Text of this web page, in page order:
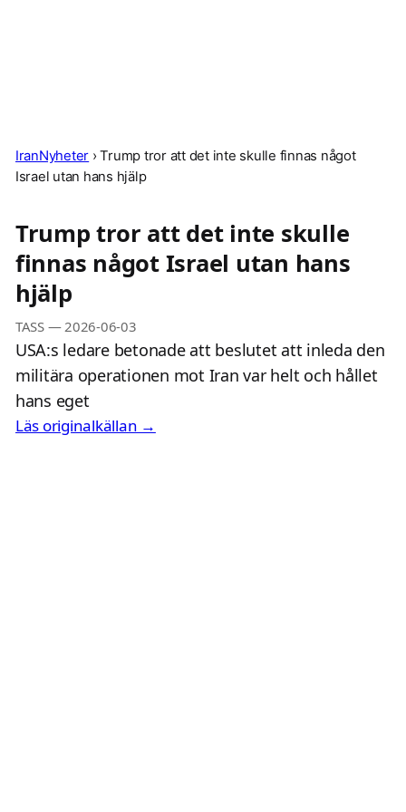
IranNyheter ›Trump tror att det inte skulle finnas något
Israel utan hans hjälp
Trump tror att det inte skulle
finnas något Israel utan hans
hjälp
TASS— 2026-06-03
USA:s ledare betonade att beslutet att inleda den
militära operationen mot Iran var helt och hållet
hans eget
Läs originalkällan →